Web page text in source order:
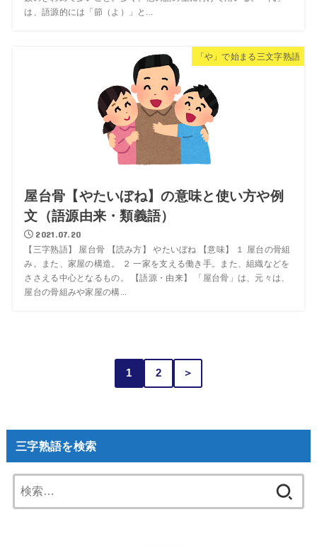
は、語源的には「節（よ）」と...
「や」で始まる三文字熟語
屋台骨【やたいぼね】の意味と使い方や例
文（語源由来・類義語）
2021.07.20
【三字熟語】 屋台骨 【読み方】 やたいぼね 【意味】 １ 屋台の骨組
み。また、家屋の構造。 ２ 一家を支える働き手。また、組織などを
ささえる中心となるもの。 【語源・由来】 「屋台骨」は、元々は、
屋台の骨組みや家屋の構...
1 2 ＞
三字熟語を検索
索: